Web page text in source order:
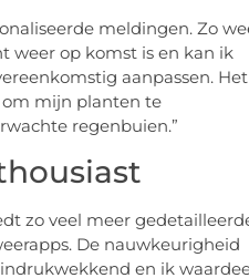
meldingen. Zo
weer op komst is en kan ik
aanpassen. Het
mijn planten te
regenbuien.”
zo veel meer
De nauwkeurigheid
en ik